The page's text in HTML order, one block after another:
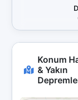
Konum
& Yakın